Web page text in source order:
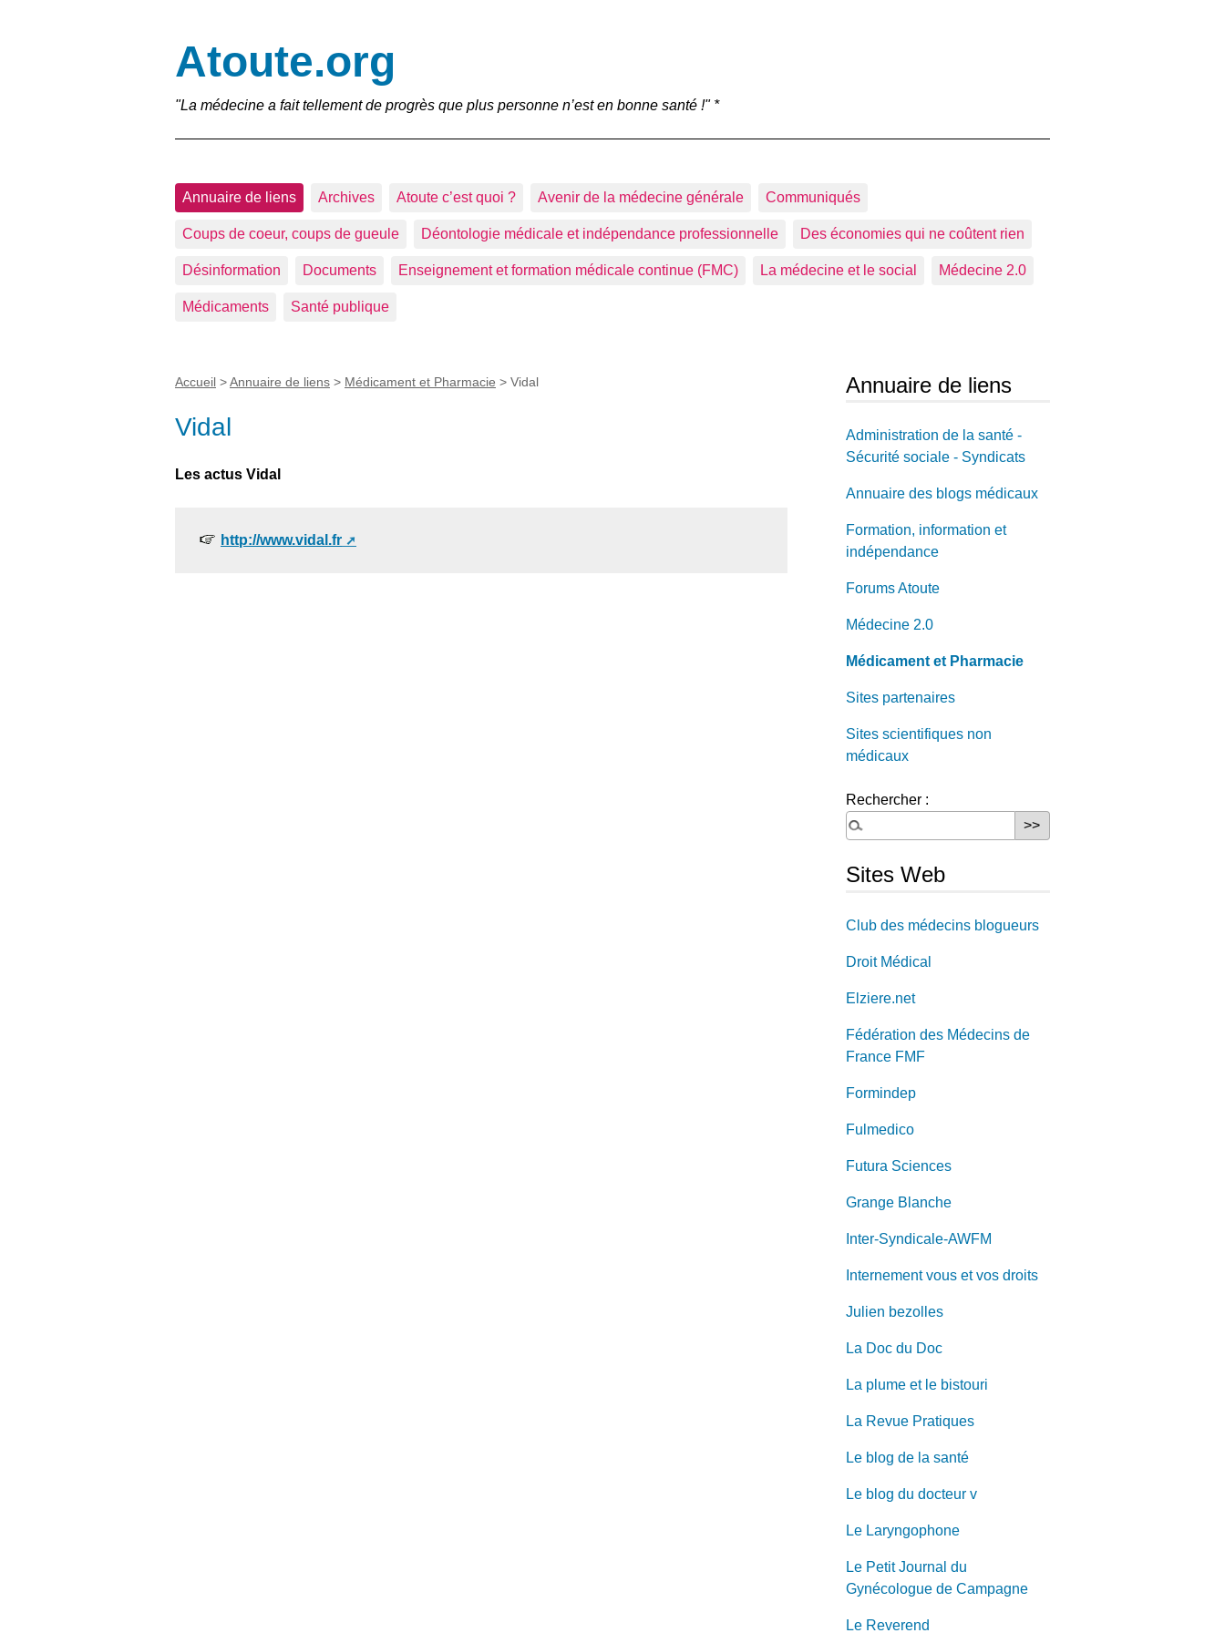
Atoute.org
"La médecine a fait tellement de progrès que plus personne n’est en bonne santé !" *
Annuaire de liens Archives Atoute c’est quoi ? Avenir de la médecine générale Communiqués
Coups de coeur, coups de gueule Déontologie médicale et indépendance professionnelle Des économies qui ne coûtent rien
Désinformation Documents Enseignement et formation médicale continue (FMC) La médecine et le social Médecine 2.0
Médicaments Santé publique
Accueil >Annuaire de liens > Médicament et Pharmacie > Vidal
Vidal
Les actus Vidal
http://www.vidal.fr
Annuaire de liens
Administration de la santé -
Sécurité sociale - Syndicats
Annuaire des blogs médicaux
Formation, information et
indépendance
Forums Atoute
Médecine 2.0
Médicament et Pharmacie
Sites partenaires
Sites scientifiques non
médicaux
Rechercher :
Sites Web
Club des médecins blogueurs
Droit Médical
Elziere.net
Fédération des Médecins de
France FMF
Formindep
Fulmedico
Futura Sciences
Grange Blanche
Inter-Syndicale-AWFM
Internement vous et vos droits
Julien bezolles
La Doc du Doc
La plume et le bistouri
La Revue Pratiques
Le blog de la santé
Le blog du docteur v
Le Laryngophone
Le Petit Journal du
Gynécologue de Campagne
Le Reverend